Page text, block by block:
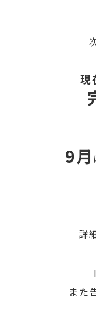
現
9月
詳
また